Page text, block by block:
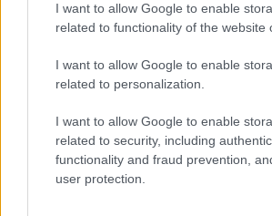
I want to allow Google to enable
related to functionality of the website
I want to allow Google to enable
related to personalization.
I want to allow Google to enable
related to security, including
functionality and fraud prevention,
user protection.
LEGNÉZETTEBB
A lakosságra is
szúnyoginvázió